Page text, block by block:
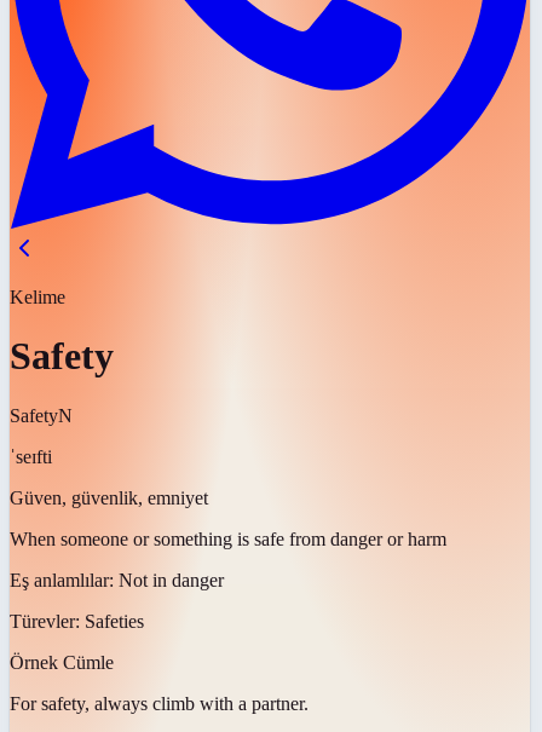
Kelime
Safety
SafetyN
ˈseɪfti
Güven, güvenlik, emniyet
When someone or something is safe from danger or harm
Eş anlamlılar: Not in danger
Türevler: Safeties
Örnek Cümle
For safety, always climb with a partner.